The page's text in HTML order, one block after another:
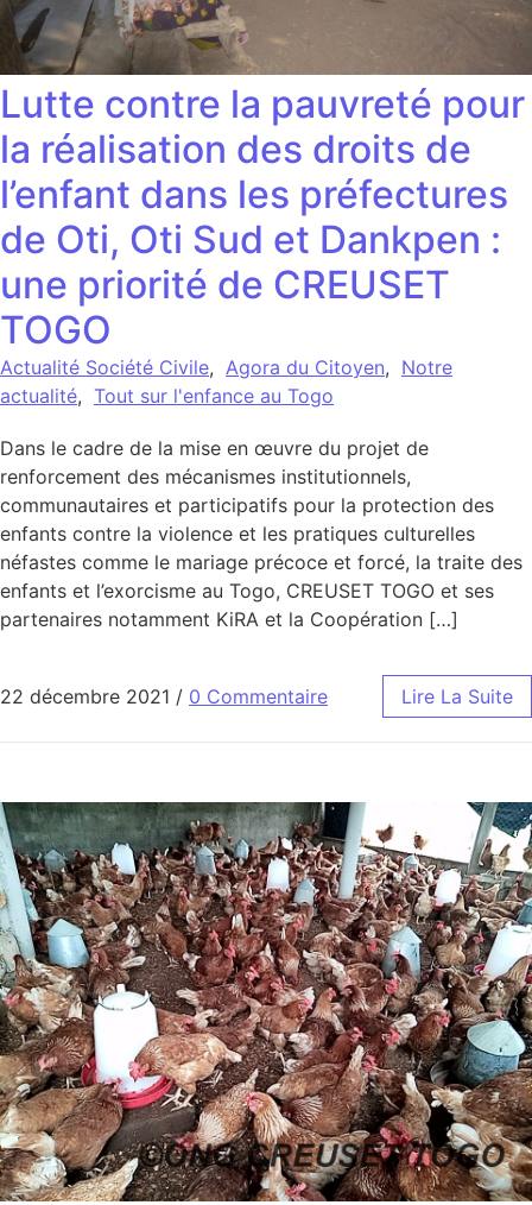
Lutte contre la pauvreté pour
la réalisation des droits de
l’enfant dans les préfectures
de Oti, Oti Sud et Dankpen :
une priorité de CREUSET
TOGO
Actualité Société Civile, Agora du Citoyen, Notre
actualité, Tout sur l'enfance au Togo
Dans le cadre de la mise en œuvre du projet de
renforcement des mécanismes institutionnels,
communautaires et participatifs pour la protection des
enfants contre la violence et les pratiques culturelles
néfastes comme le mariage précoce et forcé, la traite des
enfants et l’exorcisme au Togo, CREUSET TOGO et ses
partenaires notamment KiRA et la Coopération […]
22 décembre 2021 / 0 Commentaire Lire La Suite